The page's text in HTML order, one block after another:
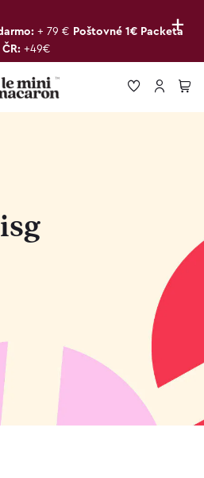
+
+ 79 € Poštovné 1€ Packeta
ČR: +49€